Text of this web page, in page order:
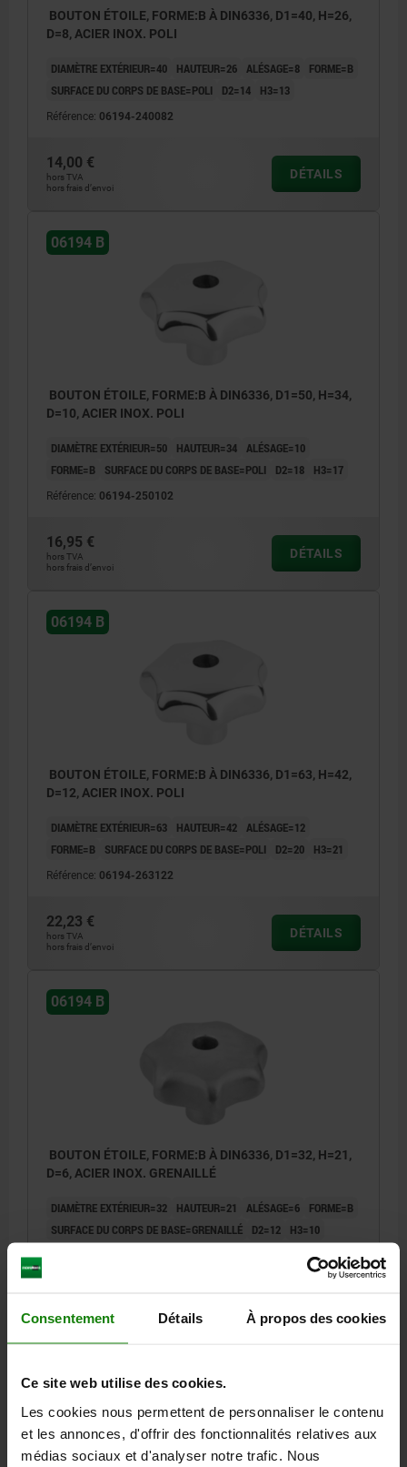
Consentement Détails À propos des cookies
Ce site web utilise des cookies.
Les cookies nous permettent de personnaliser le contenu
et les annonces, d'offrir des fonctionnalités relatives aux
médias sociaux et d'analyser notre trafic. Nous
BOUTON ÉTOILE, FORME:B À DIN6336, D1=40, H=26,
D=8, ACIER INOX. POLI
DIAMÈTRE EXTÉRIEUR=40 HAUTEUR=26 ALÉSAGE=8
FORME=B
SURFACE DU CORPS DE BASE=POLI
D2=14 H3=13
Référence: 06194-240082
14,00 €
hors TVA
hors frais d’envoi
DÉTAILS
06194 B
BOUTON ÉTOILE, FORME:B À DIN6336, D1=50, H=34,
D=10, ACIER INOX. POLI
DIAMÈTRE EXTÉRIEUR=50 HAUTEUR=34 ALÉSAGE=10
FORME=B
SURFACE DU CORPS DE BASE=POLI D2=18 H3=17
Référence: 06194-250102
16,95 €
hors TVA
hors frais d’envoi
DÉTAILS
06194 B
BOUTON ÉTOILE, FORME:B À DIN6336, D1=63, H=42,
D=12, ACIER INOX. POLI
DIAMÈTRE EXTÉRIEUR=63 HAUTEUR=42 ALÉSAGE=12
FORME=B
SURFACE DU CORPS DE BASE=POLI D2=20 H3=21
Référence: 06194-263122
22,23 €
hors TVA
hors frais d’envoi
DÉTAILS
06194 B
BOUTON ÉTOILE, FORME:B À DIN6336, D1=32, H=21,
D=6, ACIER INOX. GRENAILLÉ
DIAMÈTRE EXTÉRIEUR=32 HAUTEUR=21 ALÉSAGE=6
FORME=B
SURFACE DU CORPS DE BASE=GRENAILLÉ
D2=12 H3=10
hors TVA
DÉTAILS
06194 B